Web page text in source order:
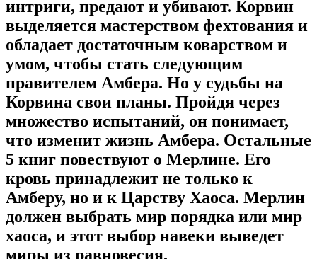
интриги, предают и убивают. Корвин
выделяется мастерством фехтования и
обладает достаточным коварством и
умом, чтобы стать следующим
правителем Амбера. Но у судьбы на
Корвина свои планы. Пройдя через
множество испытаний, он понимает,
что изменит жизнь Амбера. Остальные
5 книг повествуют о Мерлине. Его
кровь принадлежит не только к
Амберу, но и к Царству Хаоса. Мерлин
должен выбрать мир порядка или мир
хаоса, и этот выбор навеки выведет
миры из равновесия.